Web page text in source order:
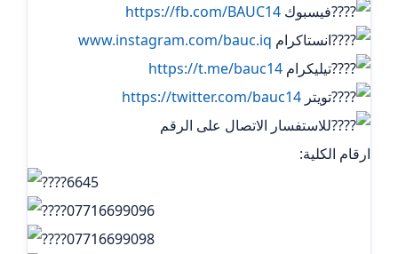
فيسبوك https://fb.com/BAUC14
انستاكرام www.instagram.com/bauc.iq
تيليكرام ‏ https://t.me/bauc14
تويتر https://twitter.com/bauc14
للاستفسار الاتصال على الرقم
ارقام الكلية:
6645
07716699096
07716699098